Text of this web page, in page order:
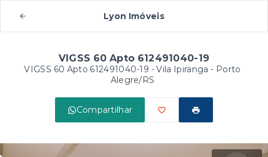
Lyon Imóveis
VIGSS 60 Apto 612491040-19
VIGSS 60 Apto 612491040-19 -Vila Ipiranga - Porto
Alegre/RS
Compartilhar